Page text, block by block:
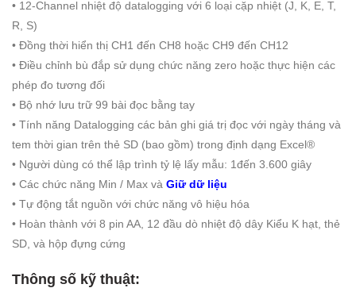
• 12-Channel nhiệt độ datalogging với 6 loại cặp nhiệt (J, K, E, T,
R, S)
• Đồng thời hiển thị CH1 đến CH8 hoặc CH9 đến CH12
• Điều chỉnh bù đắp sử dụng chức năng zero hoặc thực hiện các
phép đo tương đối
• Bộ nhớ lưu trữ 99 bài đọc bằng tay
• Tính năng Datalogging các bản ghi giá trị đọc với ngày tháng và
tem thời gian trên thẻ SD (bao gồm) trong định dạng Excel®
• Người dùng có thể lập trình tỷ lệ lấy mẫu: 1đến 3.600 giây
• Các chức năng Min / Max và Giữ dữ liệu ​​
• Tự động tắt nguồn với chức năng vô hiệu hóa
• Hoàn thành với 8 pin AA, 12 đầu dò nhiệt độ dây Kiểu K hạt, thẻ
SD, và hộp đựng cứng
Thông số kỹ thuật: